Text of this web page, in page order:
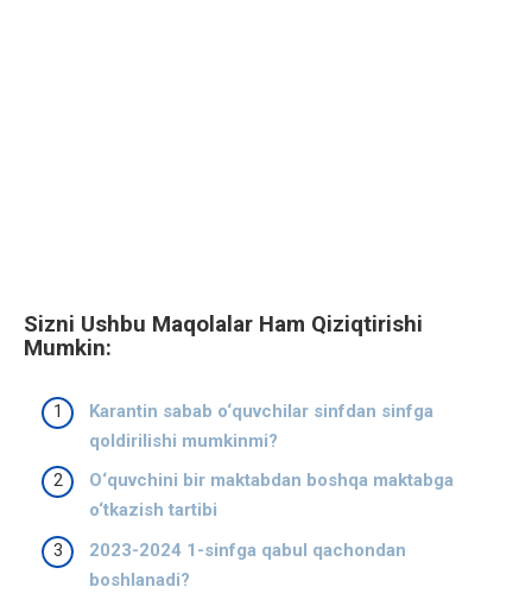
Sizni Ushbu Maqolalar Ham Qiziqtirishi
Mumkin:
Karantin sabab o‘quvchilar sinfdan sinfga
qoldirilishi mumkinmi?
O‘quvchini bir maktabdan boshqa maktabga
o‘tkazish tartibi
2023-2024 1-sinfga qabul qachondan
boshlanadi?